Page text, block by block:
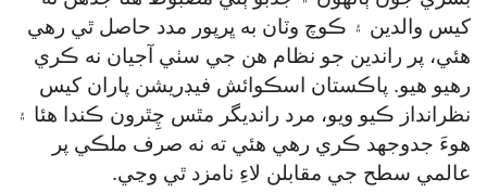
کيس والدين ۽ ڪوچ وٽان به ڀرپور مدد حاصل ٿي رهي
هئي، پر راندين جو نظام هن جي سٺي آجيان نه ڪري
رهيو هيو. پاڪستان اسڪوائش فيڊريشن پاران کيس
نظرانداز ڪيو ويو، مرد رانديگر مٿس چِٿرون ڪندا هئا ۽
هوءَ جدوجهد ڪري رهي هئي ته نه صرف ملڪي پر
عالمي سطح جي مقابلن لاءِ نامزد ٿي وڃي.